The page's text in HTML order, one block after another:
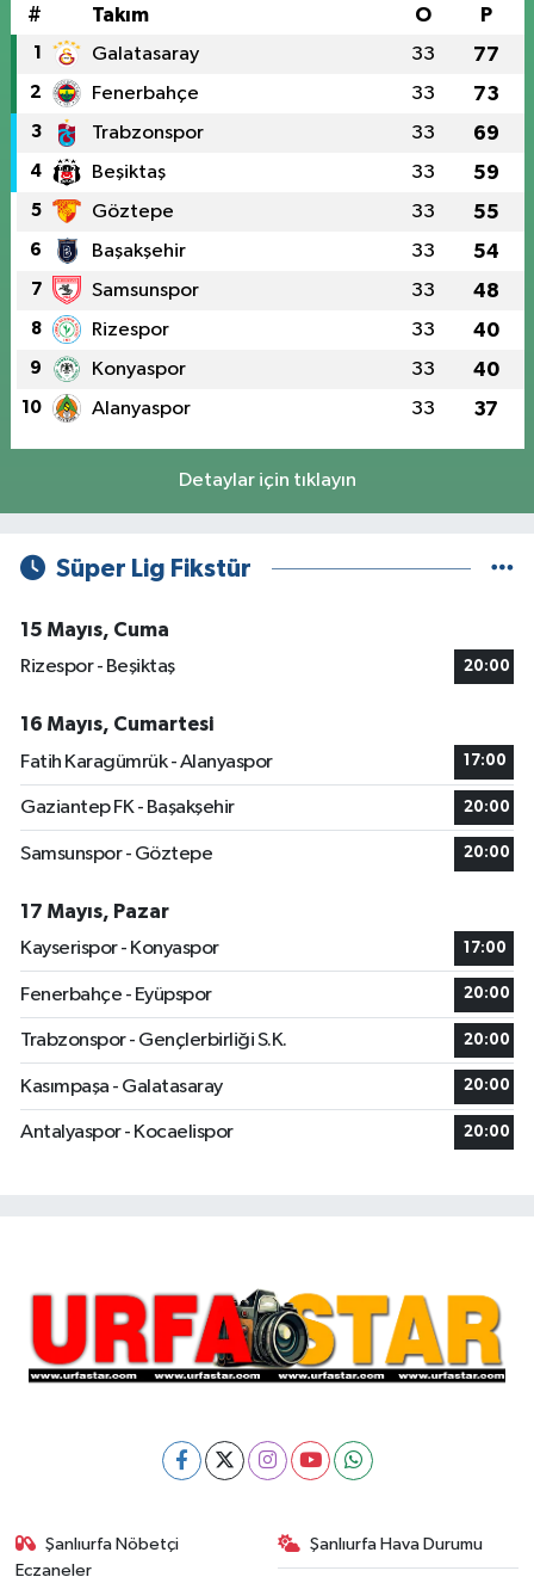
# Takım O P
1 Galatasaray 33 77
2 Fenerbahçe 33 73
3 Trabzonspor 33 69
4 Beşiktaş 33 59
5 Göztepe 33 55
6 Başakşehir 33 54
7 Samsunspor 33 48
8 Rizespor 33 40
9 Konyaspor 33 40
10 Alanyaspor 33 37
Detaylar için tıklayın
Süper Lig Fikstür
15 Mayıs, Cuma
Rizespor - Beşiktaş
20:00
16 Mayıs, Cumartesi
Fatih Karagümrük - Alanyaspor
17:00
Gaziantep FK - Başakşehir 20:00
Samsunspor - Göztepe 20:00
17 Mayıs, Pazar
Kayserispor - Konyaspor
17:00
Fenerbahçe - Eyüpspor 20:00
Trabzonspor - Gençlerbirliği S.K. 20:00
Kasımpaşa - Galatasaray 20:00
Antalyaspor - Kocaelispor 20:00
Şanlıurfa Nöbetçi
Eczaneler
Şanlıurfa Hava Durumu